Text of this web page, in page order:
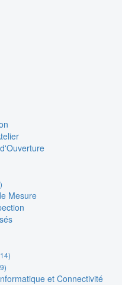
Mesure
et Connectivité